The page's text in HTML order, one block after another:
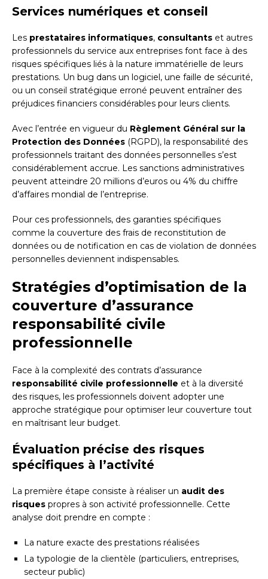
Services numériques et conseil
Les prestataires informatiques, consultants et autres
professionnels du service aux entreprises font face à des
risques spécifiques liés à la nature immatérielle de leurs
prestations. Un bug dans un logiciel, une faille de sécurité,
ou un conseil stratégique erroné peuvent entraîner des
préjudices financiers considérables pour leurs clients.
Avec l’entrée en vigueur du Règlement Général sur la
Protection des Données (RGPD), la responsabilité des
professionnels traitant des données personnelles s’est
considérablement accrue. Les sanctions administratives
peuvent atteindre 20 millions d’euros ou 4% du chiffre
d’affaires mondial de l’entreprise.
Pour ces professionnels, des garanties spécifiques
comme la couverture des frais de reconstitution de
données ou de notification en cas de violation de données
personnelles deviennent indispensables.
Stratégies d’optimisation de la
couverture d’assurance
responsabilité civile
professionnelle
Face à la complexité des contrats d’assurance
responsabilité civile professionnelle et à la diversité
des risques, les professionnels doivent adopter une
approche stratégique pour optimiser leur couverture tout
en maîtrisant leur budget.
Évaluation précise des risques
spécifiques à l’activité
La première étape consiste à réaliser un audit des
risques propres à son activité professionnelle. Cette
analyse doit prendre en compte :
La nature exacte des prestations réalisées
La typologie de la clientèle (particuliers, entreprises,
secteur public)